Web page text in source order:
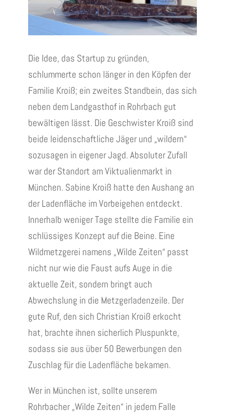
Die Idee, das Startup zu gründen,
schlummerte schon länger in den Köpfen der
Familie Kroiß; ein zweites Standbein, das sich
neben dem Landgasthof in Rohrbach gut
bewältigen lässt. Die Geschwister Kroiß sind
beide leidenschaftliche Jäger und „wildern“
sozusagen in eigener Jagd. Absoluter Zufall
war der Standort am Viktualienmarkt in
München. Sabine Kroiß hatte den Aushang an
der Ladenfläche im Vorbeigehen entdeckt.
Innerhalb weniger Tage stellte die Familie ein
schlüssiges Konzept auf die Beine. Eine
Wildmetzgerei namens „Wilde Zeiten“ passt
nicht nur wie die Faust aufs Auge in die
aktuelle Zeit, sondern bringt auch
Abwechslung in die Metzgerladenzeile. Der
gute Ruf, den sich Christian Kroiß erkocht
hat, brachte ihnen sicherlich Pluspunkte,
sodass sie aus über 50 Bewerbungen den
Zuschlag für die Ladenfläche bekamen.
Wer in München ist, sollte unserem
Rohrbacher „Wilde Zeiten“ in jedem Falle